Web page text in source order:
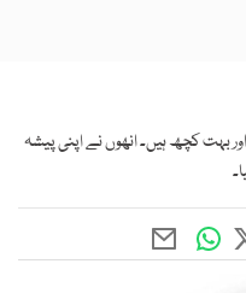
بہت کچھ ہیں۔ انھوں نے اپنی پیشہ